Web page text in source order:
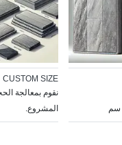
CUSTOM SIZE
نقوم بمعالجة
المشروع.